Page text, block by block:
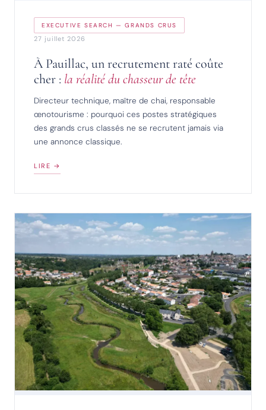
EXECUTIVE SEARCH — GRANDS CRUS
27 juillet 2026
À Pauillac, un recrutement raté coûte
cher : la réalité du chasseur de tête
Directeur technique, maître de chai, responsable
œnotourisme : pourquoi ces postes stratégiques
des grands crus classés ne se recrutent jamais via
une annonce classique.
LIRE →